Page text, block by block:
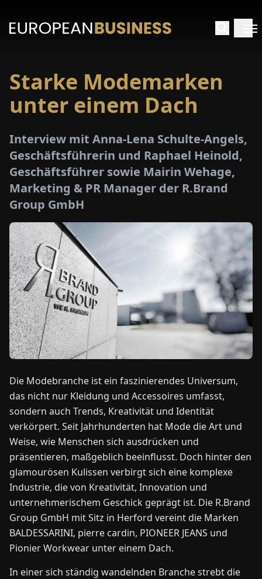
PAPER
NEWS
ÜBER
UNS
EN DE FR ES PL HU
KONTAKT
ZU
UNS
Starke Modemarken
unter einem Dach
Interview mit Anna-Lena Schulte-Angels,
Geschäftsführerin und Raphael Heinold,
Geschäftsführer sowie Mairin Wehage,
Marketing & PR Manager der R.Brand
Group GmbH
Die Modebranche ist ein faszinierendes Universum,
das nicht nur Kleidung und Accessoires umfasst,
sondern auch Trends, Kreativität und Identität
verkörpert. Seit Jahrhunderten hat Mode die Art und
Weise, wie Menschen sich ausdrücken und
präsentieren, maßgeblich beeinflusst. Doch hinter den
glamourösen Kulissen verbirgt sich eine komplexe
Industrie, die von Kreativität, Innovation und
unternehmerischem Geschick geprägt ist. Die R.Brand
Group GmbH mit Sitz in Herford vereint die Marken
BALDESSARINI, pierre cardin, PIONEER JEANS und
Pionier Workwear unter einem Dach.
In einer sich ständig wandelnden Branche strebt die